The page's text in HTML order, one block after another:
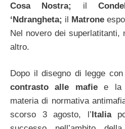
Cosa Nostra; il
‘Ndrangheta; il Matrone
Nel novero dei superlatitanti,
altro.
Dopo il disegno di legge con
contrasto alle mafiee la
materia di normativa
scorso 3 agosto, l’ Italia